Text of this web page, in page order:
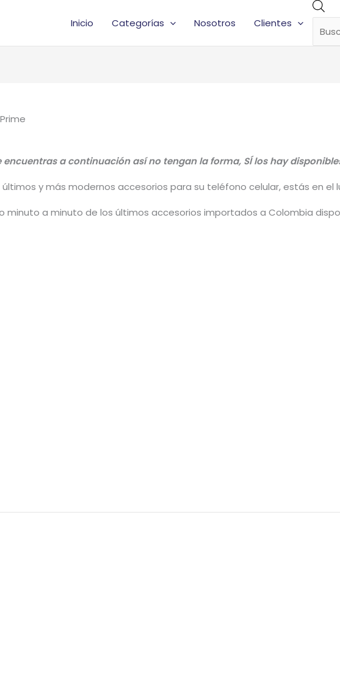
Inicio Categorías Nosotros Clientes
encuentras a continuación así no tengan la forma, SÍ los hay
y más modernos accesorios para su teléfono celular, estás en el
a minuto de los últimos accesorios importados a Colombia